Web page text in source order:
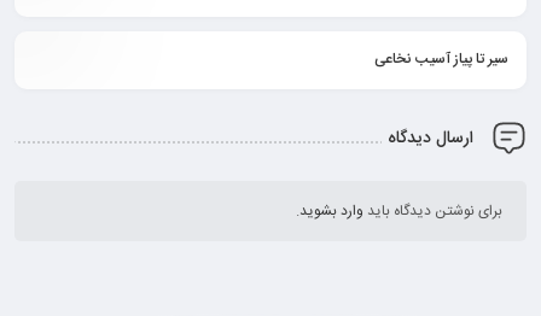
سیر تا پیاز آسیب نخاعی
ارسال دیدگاه
برای نوشتن دیدگاه باید وارد بشوید.